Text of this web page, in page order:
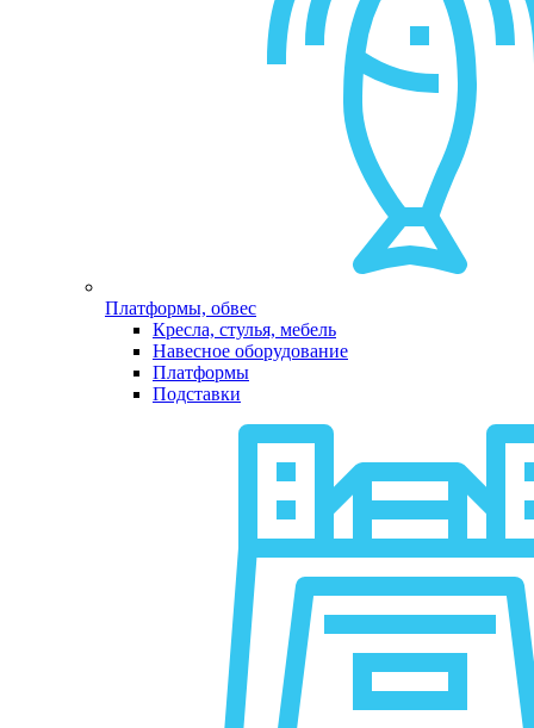
Платформы, обвес
Кресла, стулья, мебель
Навесное оборудование
Платформы
Подставки